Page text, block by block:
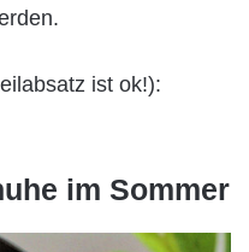
ist ok!):
im Sommer